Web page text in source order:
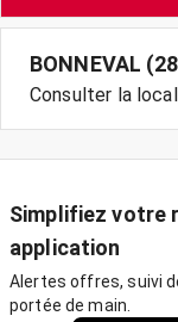
BONNEVAL
Consulter la
Simplifiez votre
application
Alertes offres, suivi
portée de main.